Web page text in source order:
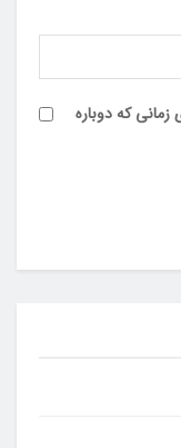
که دوباره